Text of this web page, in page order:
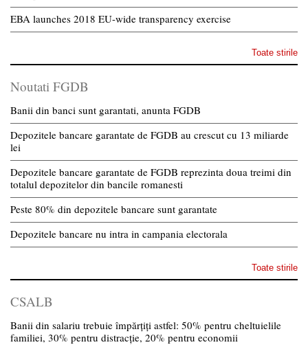
EBA launches 2018 EU-wide transparency exercise
Toate stirile
Noutati FGDB
Banii din banci sunt garantati, anunta FGDB
Depozitele bancare garantate de FGDB au crescut cu 13 miliarde
lei
Depozitele bancare garantate de FGDB reprezinta doua treimi din
totalul depozitelor din bancile romanesti
Peste 80% din depozitele bancare sunt garantate
Depozitele bancare nu intra in campania electorala
Toate stirile
CSALB
Banii din salariu trebuie împărțiți astfel: 50% pentru cheltuielile
familiei, 30% pentru distracție, 20% pentru economii